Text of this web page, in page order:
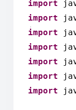
import
import
import
import
import
import
import